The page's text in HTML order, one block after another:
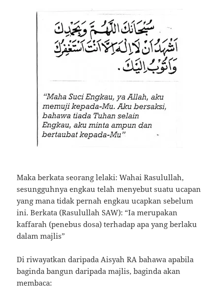
Maka berkata seorang lelaki: Wahai Rasulullah,
sesungguhnya engkau telah menyebut suatu ucapan
yang mana tidak pernah engkau ucapkan sebelum
ini. Berkata (Rasulullah SAW): “Ia merupakan
kaffarah (penebus dosa) terhadap apa yang berlaku
dalam majlis”
Di riwayatkan daripada Aisyah RA bahawa apabila
baginda bangun daripada majlis, baginda akan
membaca: